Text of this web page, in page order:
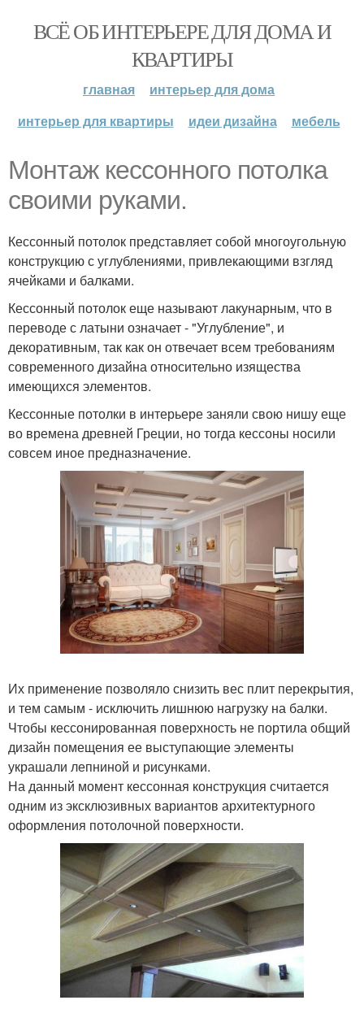
ВСЁ ОБ ИНТЕРЬЕРЕ ДЛЯ ДОМА И
КВАРТИРЫ
главная
интерьер для дома
интерьер для квартиры
идеи дизайна мебель
Монтаж кессонного потолка
своими руками.
Кессонный потолок представляет собой многоугольную
конструкцию с углублениями, привлекающими взгляд
ячейками и балками.
Кессонный потолок еще называют лакунарным, что в
переводе с латыни означает - "Углубление", и
декоративным, так как он отвечает всем требованиям
современного дизайна относительно изящества
имеющихся элементов.
Кессонные потолки в интерьере заняли свою нишу еще
во времена древней Греции, но тогда кессоны носили
совсем иное предназначение.
Их применение позволяло снизить вес плит перекрытия,
и тем самым - исключить лишнюю нагрузку на балки.
Чтобы кессонированная поверхность не портила общий
дизайн помещения ее выступающие элементы
украшали лепниной и рисунками.
На данный момент кессонная конструкция считается
одним из эксклюзивных вариантов архитектурного
оформления потолочной поверхности.